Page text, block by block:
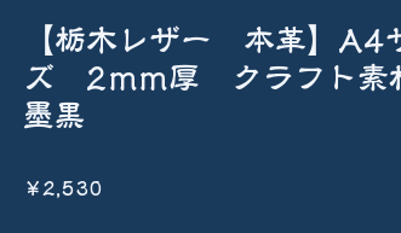
【栃木レザー 本革】A4
ズ 2mm厚 クラフト
墨黒
￥2,530Price